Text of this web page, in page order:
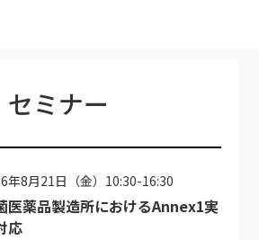
セミナー
年8月21日（金）10:30-16:30
医薬品製造所におけるAnnex1実
応